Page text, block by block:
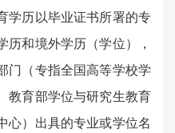
学历以毕业证书所署的专
历和境外学历（学位），
门（专指全国高等学校学
教育部学位与研究生教育
心）出具的专业或学位名